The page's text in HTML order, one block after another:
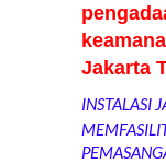
Jakarta
INSTALASI